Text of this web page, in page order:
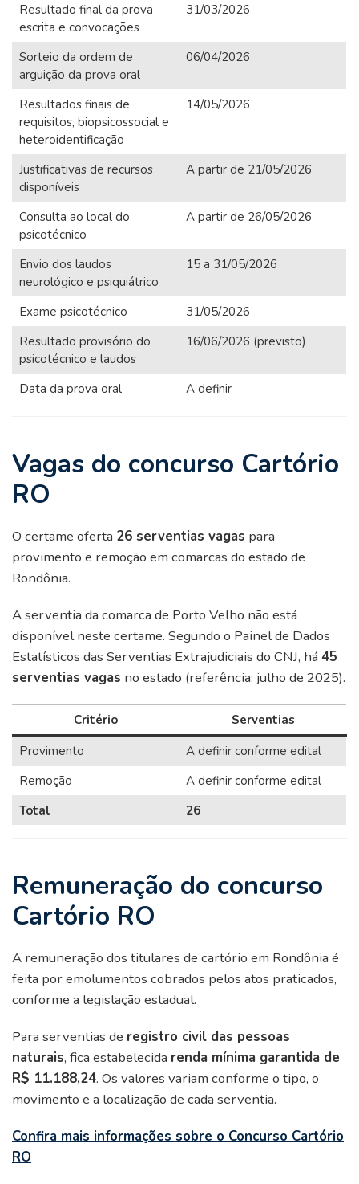
Resultado final da prova
escrita e convocações
31/03/2026
Sorteio da ordem de
arguição da prova oral
06/04/2026
Resultados finais de
requisitos, biopsicossocial e
heteroidentificação
14/05/2026
Justificativas de recursos
disponíveis
A partir de 21/05/2026
Consulta ao local do
psicotécnico
A partir de 26/05/2026
Envio dos laudos
neurológico e psiquiátrico
15 a 31/05/2026
Exame psicotécnico
31/05/2026
Resultado provisório do
psicotécnico e laudos
16/06/2026 (previsto)
Data da prova oral A definir
Vagas do concurso Cartório
RO
O certame oferta 26 serventias vagas para
provimento e remoção em comarcas do estado de
Rondônia.
A serventia da comarca de Porto Velho não está
disponível neste certame. Segundo o Painel de Dados
Estatísticos das Serventias Extrajudiciais do CNJ, há 45
serventias vagas no estado (referência: julho de 2025).
Critério
Serventias
Provimento
A definir conforme edital
Remoção
A definir conforme edital
Total
26
Remuneração do concurso
Cartório RO
A remuneração dos titulares de cartório em Rondônia é
feita por emolumentos cobrados pelos atos praticados,
conforme a legislação estadual.
Para serventias de registro civil das pessoas
naturais, fica estabelecida renda mínima garantida de
R$ 11.188,24. Os valores variam conforme o tipo, o
movimento e a localização de cada serventia.
Confira mais informações sobre o Concurso Cartório
RO